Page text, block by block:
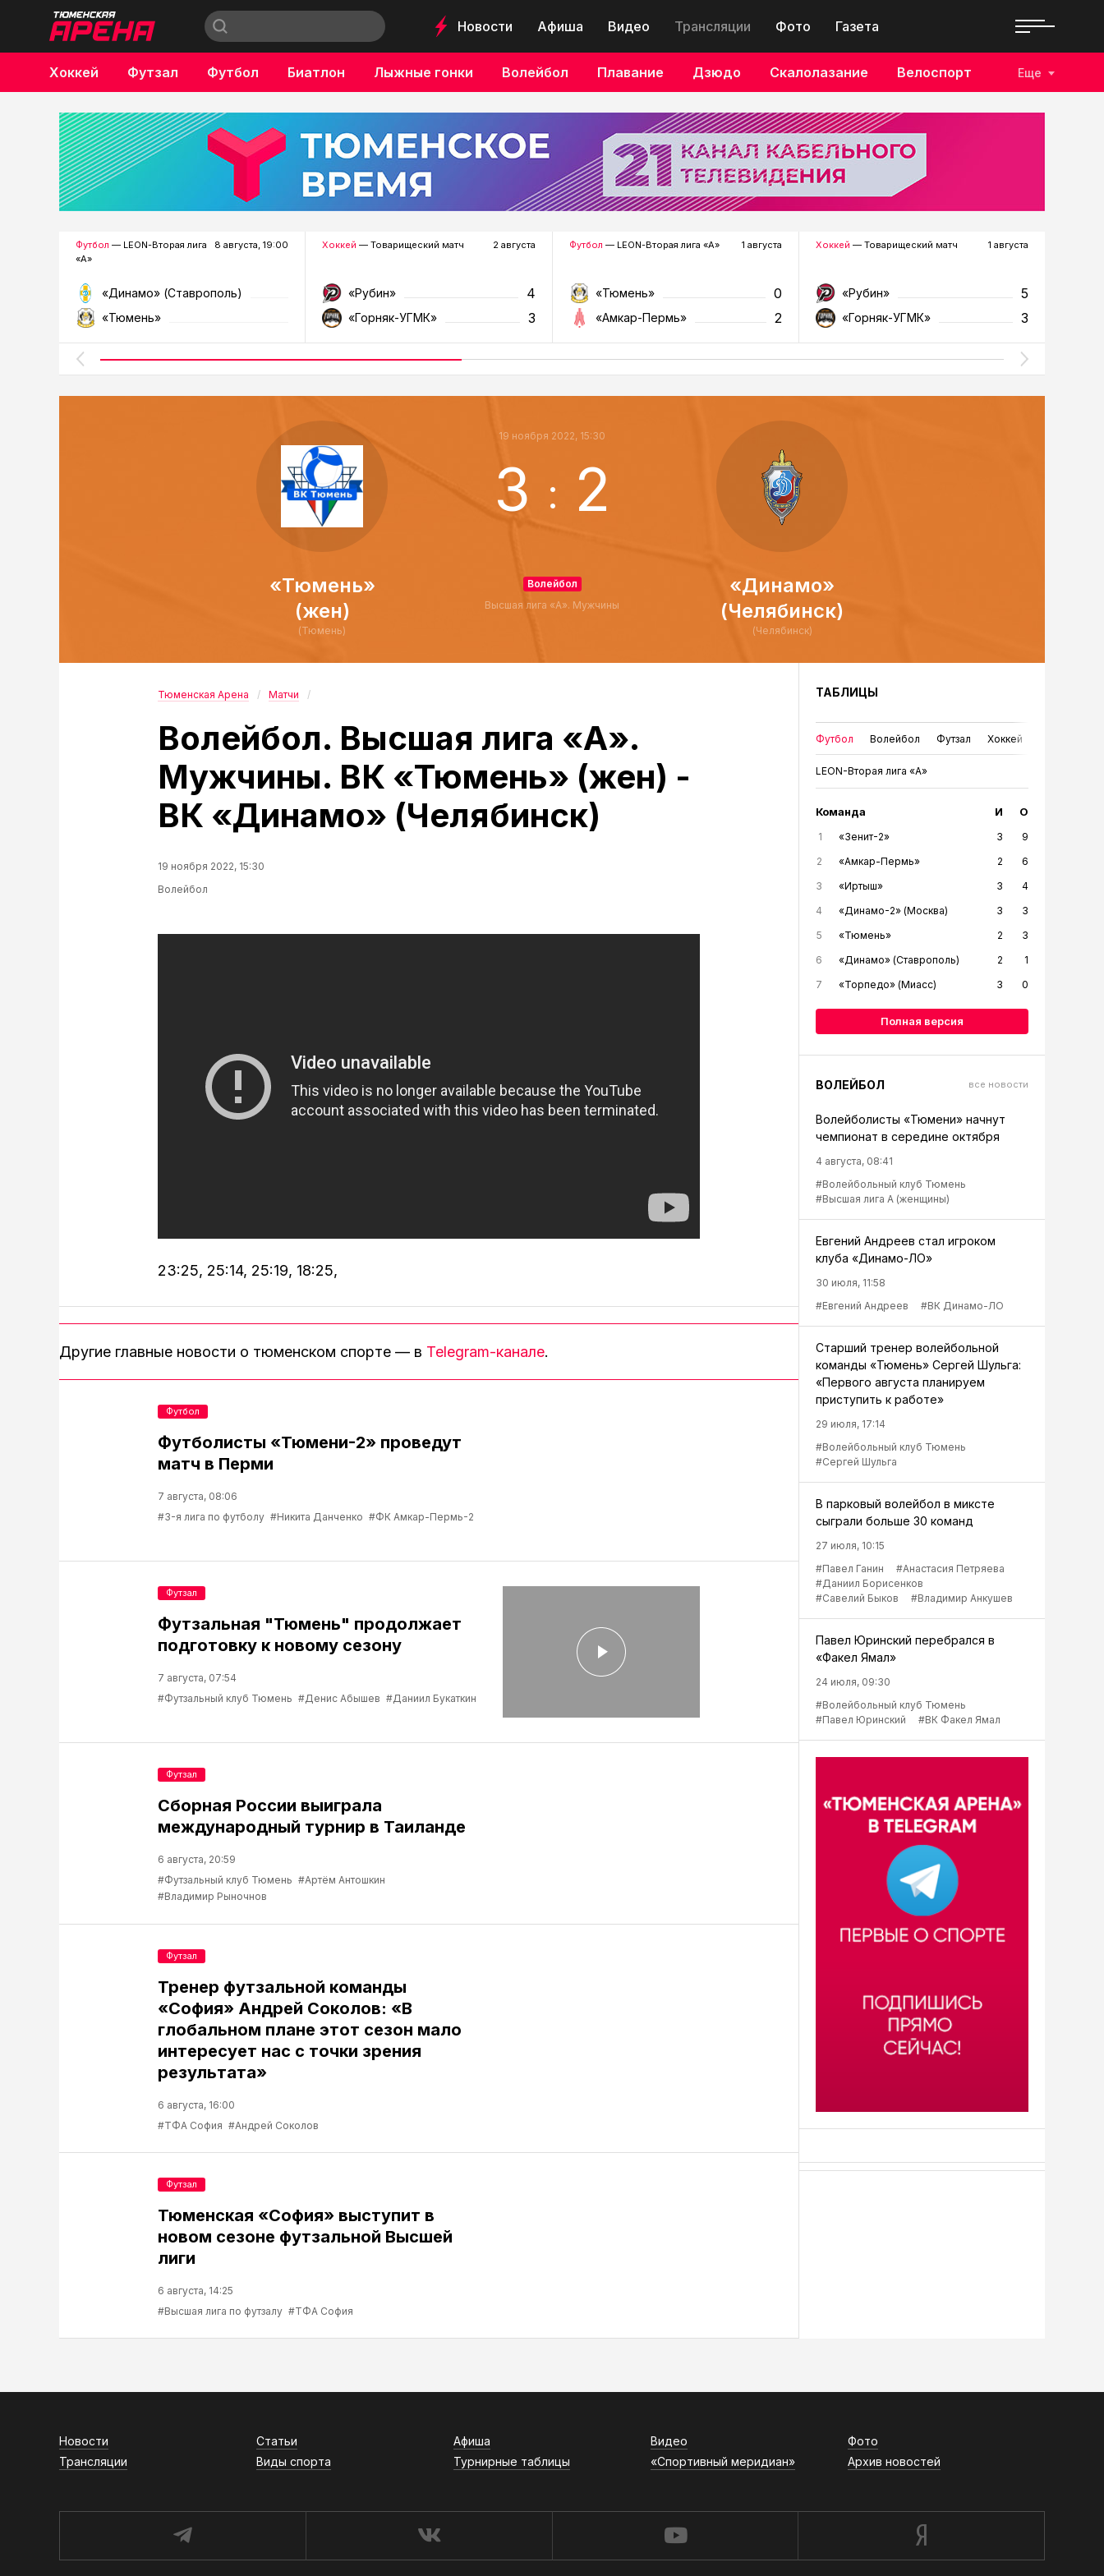
Новости Афиша Видео Трансляции Фото Газета
Хоккей Футзал Футбол Биатлон Лыжные гонки Волейбол Плавание Дзюдо Скалолазание Велоспорт
Бокс
Еще
Футбол — LEON-Вторая лига
«А»
8 августа, 19:00
«Динамо» (Ставрополь)
«Тюмень»
Хоккей — Товарищеский матч 2 августа
«Рубин» 4
«Горняк-УГМК» 3
Футбол — LEON-Вторая лига «А» 1 августа
«Тюмень» 0
«Амкар-Пермь» 2
Хоккей — Товарищеский матч 1 августа
«Рубин» 5
«Горняк-УГМК» 3
«Тюмень»
(жен)
(Тюмень)
19 ноября 2022, 15:30
3 : 2
Волейбол
Высшая лига «А». Мужчины
«Динамо»
(Челябинск)
(Челябинск)
Тюменская Арена Матчи
Волейбол. Высшая лига «А».
Мужчины. ВК «Тюмень» (жен) -
ВК «Динамо» (Челябинск)
19 ноября 2022, 15:30
Волейбол
23:25, 25:14, 25:19, 18:25,
Другие главные новости о тюменском спорте — в Telegram-канале.
Футболисты «Тюмени-2» проведут
матч в Перми
7 августа, 08:06
#3-я лига по футболу #Никита Данченко #ФК Амкар-Пермь-2
Футбол
Футзальная "Тюмень" продолжает
подготовку к новому сезону
7 августа, 07:54
#Футзальный клуб Тюмень #Денис Абышев #Даниил Букаткин
Футзал
Сборная России выиграла
международный турнир в Таиланде
6 августа, 20:59
#Футзальный клуб Тюмень #Артём Антошкин
#Владимир Рыночнов
Футзал
Тренер футзальной команды
«София» Андрей Соколов: «В
глобальном плане этот сезон мало
интересует нас с точки зрения
результата»
6 августа, 16:00
#ТФА София #Андрей Соколов
Футзал
Тюменская «София» выступит в
новом сезоне футзальной Высшей
лиги
6 августа, 14:25
#Высшая лига по футзалу #ТФА София
Футзал
ТАБЛИЦЫ
Футбол Волейбол Футзал Хоккей
LEON-Вторая лига «А»
Команда И О
1 «Зенит-2» 3
9
2
«Амкар-Пермь» 2
6
3
«Иртыш» 3
4
4
«Динамо-2» (Москва) 3
3
5
«Тюмень» 2
3
6
«Динамо» (Ставрополь) 2
1
7
«Торпедо» (Миасс) 3 0
Полная версия
ВОЛЕЙБОЛ все новости
Волейболисты «Тюмени» начнут
чемпионат в середине октября
4 августа, 08:41
#Волейбольный клуб Тюмень
#Высшая лига А (женщины)
Евгений Андреев стал игроком
клуба «Динамо-ЛО»
30 июля, 11:58
#Евгений Андреев
#ВК Динамо-ЛО
Старший тренер волейбольной
команды «Тюмень» Сергей Шульга:
«Первого августа планируем
приступить к работе»
29 июля, 17:14
#Волейбольный клуб Тюмень
#Сергей Шульга
В парковый волейбол в миксте
сыграли больше 30 команд
27 июля, 10:15
#Павел Ганин
#Анастасия Петряева
#Даниил Борисенков
#Савелий Быков
#Владимир Анкушев
Павел Юринский перебрался в
«Факел Ямал»
24 июля, 09:30
#Волейбольный клуб Тюмень
#Павел Юринский
#ВК Факел Ямал
Новости Статьи Афиша Видео
Фото
Трансляции
Виды спорта Турнирные таблицы «Спортивный меридиан» Архив новостей